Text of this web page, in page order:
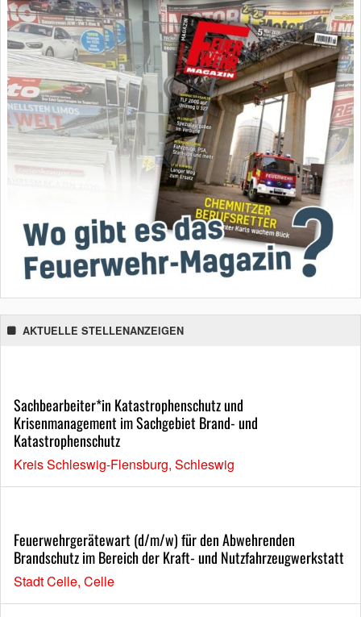
AKTUELLE STELLENANZEIGEN
Sachbearbeiter*in Katastrophenschutz und
Krisenmanagement im Sachgebiet Brand- und
Katastrophenschutz
Kreis Schleswig-Flensburg, Schleswig
Feuerwehrgerätewart (d/m/w) für den Abwehrenden
Brandschutz im Bereich der Kraft- und Nutzfahrzeugwerkstatt
Stadt Celle, Celle